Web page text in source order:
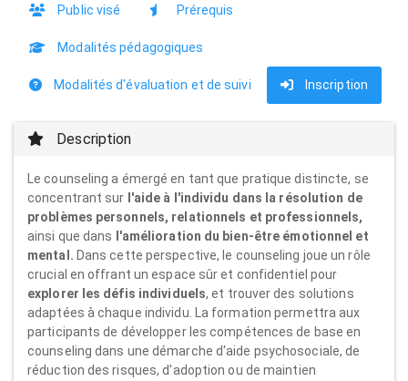
Public visé Prérequis
Modalités pédagogiques
Modalités d'évaluation et de suivi Inscription
Description
Le counseling a émergé en tant que pratique distincte, se
concentrant sur l'aide à l'individu dans la résolution de
problèmes personnels, relationnels et professionnels,
ainsi que dans
l'amélioration du bien-être émotionnel et
mental. Dans cette perspective, le counseling joue un rôle
crucial en offrant un espace sûr et confidentiel pour
explorer les défis individuels, et trouver des solutions
adaptées à chaque individu. La formation permettra aux
participants de développer les compétences de base en
counseling dans une démarche d'aide psychosociale, de
réduction des risques, d'adoption ou de maintien